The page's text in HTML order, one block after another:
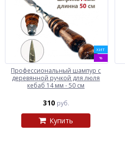
ХИТ
%
Профессиональный шампур с
деревянной ручкой для люля
кебаб 14 мм - 50 см
310 руб.
Купить